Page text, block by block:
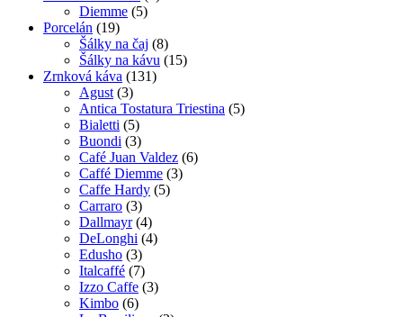
Diemme (5)
Porcelán (19)
Šálky na čaj (8)
Šálky na kávu (15)
Zrnková káva (131)
Agust (3)
Antica Tostatura Triestina (5)
Bialetti (5)
Buondi (3)
Café Juan Valdez (6)
Caffé Diemme (3)
Caffe Hardy (5)
Carraro (3)
Dallmayr (4)
DeLonghi (4)
Edusho (3)
Italcaffé (7)
Izzo Caffe (3)
Kimbo (6)